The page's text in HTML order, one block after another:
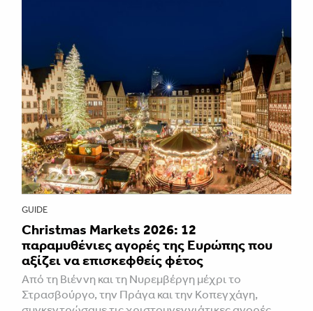
GUIDE
Christmas Markets 2026: 12
παραμυθένιες αγορές της Ευρώπης που
αξίζει να επισκεφθείς φέτος
Από τη Βιέννη και τη Νυρεμβέργη μέχρι το
Στρασβούργο, την Πράγα και την Κοπεγχάγη,